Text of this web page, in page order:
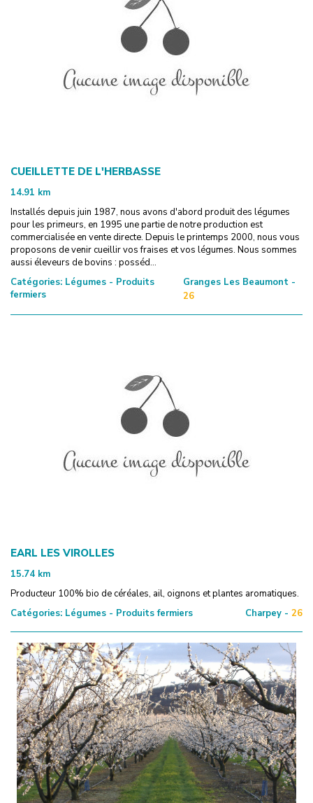
CUEILLETTE DE L'HERBASSE
14.91 km
Installés depuis juin 1987, nous avons d'abord produit des légumes
pour les primeurs, en 1995 une partie de notre production est
commercialisée en vente directe. Depuis le printemps 2000, nous vous
proposons de venir cueillir vos fraises et vos légumes. Nous sommes
aussi éleveurs de bovins : posséd...
Catégories: Légumes - Produits
fermiers
Granges Les Beaumont -
26
EARL LES VIROLLES
15.74 km
Producteur 100% bio de céréales, ail, oignons et plantes aromatiques.
Catégories: Légumes - Produits fermiers Charpey - 26